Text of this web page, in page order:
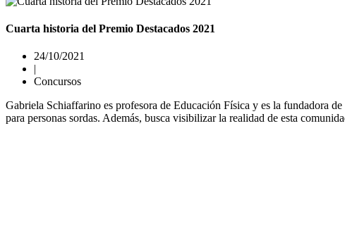
Cuarta historia del Premio Destacados 2021
24/10/2021
|
Concursos
Gabriela Schiaffarino es profesora de Educación Física y es la fundadora
para personas sordas. Además, busca visibilizar la realidad de esta